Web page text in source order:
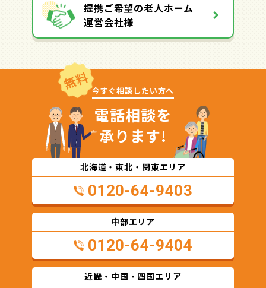
提携ご希望の老人ホーム
運営会社様
無料 今すぐ相談したい方へ
電話相談を
承ります!
北海道・東北・関東エリア
0120-64-9403
中部エリア
0120-64-9404
近畿・中国・四国エリア